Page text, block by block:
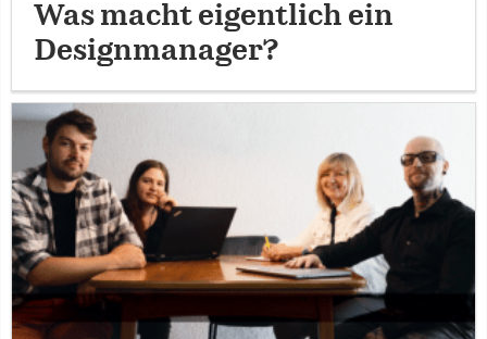
Was macht eigentlich ein
Designmanager?